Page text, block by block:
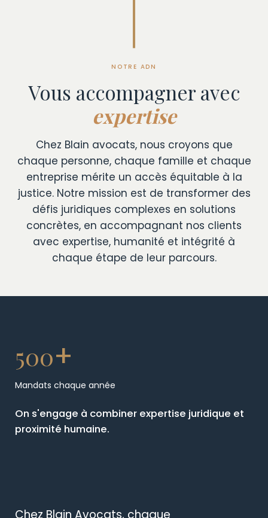
NOTRE ADN
Vous accompagner avec
expertise
Chez Blain avocats, nous croyons que
chaque personne, chaque famille et chaque
entreprise mérite un accès équitable à la
justice. Notre mission est de transformer des
défis juridiques complexes en solutions
concrètes, en accompagnant nos clients
avec expertise, humanité et intégrité à
chaque étape de leur parcours.
500+
Mandats chaque année
On s'engage à combiner expertise juridique et
proximité humaine.
Chez Blain Avocats, chaque